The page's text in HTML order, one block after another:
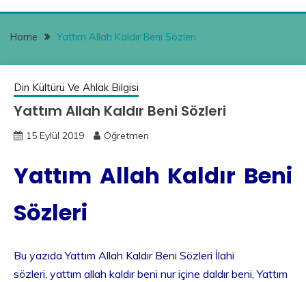
Home Yattım Allah Kaldır Beni Sözleri
Din Kültürü Ve Ahlak Bilgisi
Yattım Allah Kaldır Beni Sözleri
15 Eylül 2019 Öğretmen
Yattım Allah Kaldır Beni
Sözleri
Bu yazıda Yattım Allah Kaldır Beni Sözleri İlahi
sözleri, yattım allah kaldır beni nur içine daldır beni, Yattım